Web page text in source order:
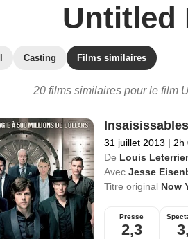
Untitled
Casting Films similaires
20 films similaires pour le film
Insaisissables
31 juillet 2013 | 2h
De Louis Leterrier
Avec Jesse
Titre original Now
Presse
2,3